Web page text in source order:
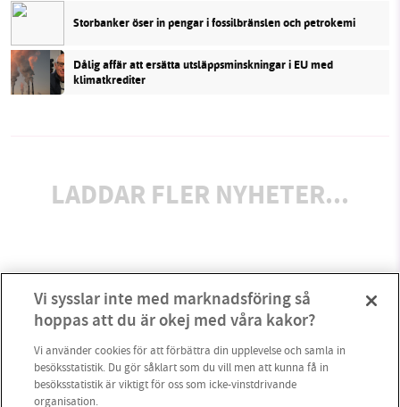
Storbanker öser in pengar i fossilbränslen och petrokemi
Dålig affär att ersätta utsläppsminskningar i EU med
klimatkrediter
LADDAR FLER NYHETER...
Vi sysslar inte med marknadsföring så
hoppas att du är okej med våra kakor?
Vi använder cookies för att förbättra din upplevelse och samla in
besöksstatistik. Du gör såklart som du vill men att kunna få in
besöksstatistik är viktigt för oss som icke-vinstdrivande
organisation.